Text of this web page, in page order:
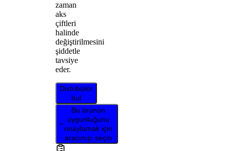
zaman
aks
çiftleri
halinde
değiştirilmesini
şiddetle
tavsiye
eder.
Distribütör
bul
Bu ürünün
uygunluğunu
onaylamak için
aracınızı seçin